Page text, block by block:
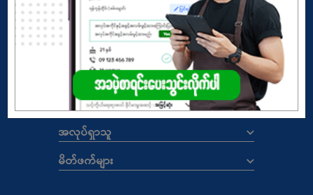
Copyright© 2026 ALOTE.com.mm
မူဝါဒ| စည်းကမ်းနှင့်သတ်မှတ်ချက်များ
ALOTE.COM.MM
အလုပ်ရှင်များ
အလုပ်ရှာသူ
မိတ်ဖက်များ